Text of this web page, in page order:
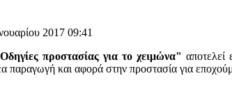
2017 09:41
προστασίας για το χειμώνα"
παραγωγή και αφορά στην προστασία για